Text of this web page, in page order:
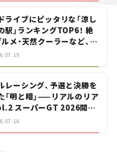
ライブにピッタリな「涼し
駅」ランキングTOP6！ 絶
ルメ・天然クーラーなど、避
すすめのスポットを紹介
レーシング、予選と決勝を
「明と暗」——リアルのリア
スーパーGT 2026開幕
国際サーキット